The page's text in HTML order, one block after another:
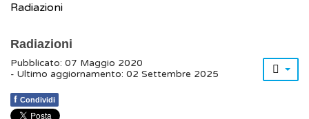
Radiazioni
Radiazioni
Pubblicato: 07 Maggio 2020
- Ultimo aggiornamento: 02 Settembre 2025
f Condividi